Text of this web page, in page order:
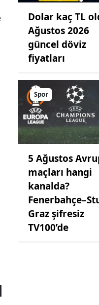
Dolar kaç TL
Ağustos 2026
güncel döviz
fiyatları
Spor
5 Ağustos
maçları hangi
kanalda?
Graz şifresiz
TV100’de